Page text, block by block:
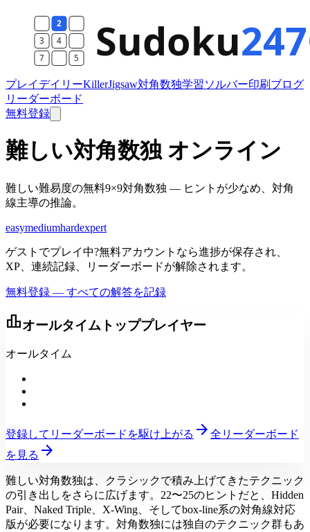
プレイ デイリーKillerJigsaw対角数独学習ソルバー印刷 ブログ
リーダーボード
無料登録
難しい対角数独 オンライン
難しい難易度の無料9×9対角数独 — ヒントが少なめ、対角
線主導の推論。
easymediumhardexpert
ゲストでプレイ中?無料アカウントなら進捗が保存され、
XP、連続記録、リーダーボードが解除されます。
無料登録 — すべての解答を記録
leaderboardオールタイムトッププレイヤー
オールタイム
登録してリーダーボードを駆け上がる arrow_forward 全リーダーボード
を見る arrow_forward
難しい対角数独は、クラシックで積み上げてきたテクニック
の引き出しをさらに広げます。22〜25のヒントだと、Hidden
Pair、Naked Triple、X-Wing、そしてbox-line系の対角線対応
版が必要になります。対角数独には独自のテクニック群もあ